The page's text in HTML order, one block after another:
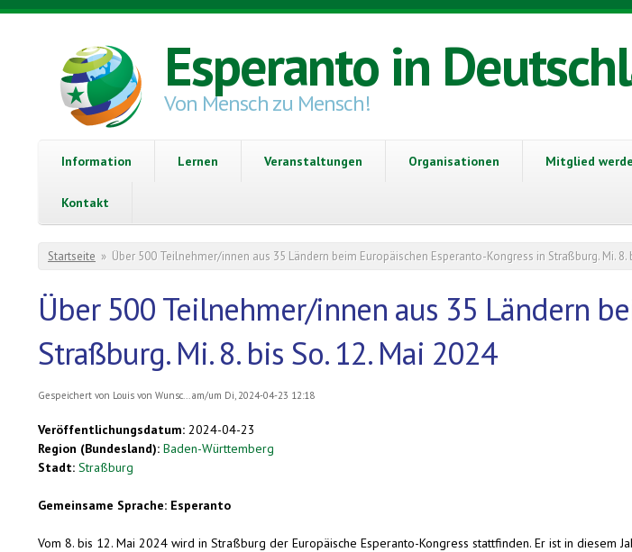
Direkt zum Inhalt
Esperanto in
Von Mensch zu Mensch!
Information Lernen Veranstaltungen Organisationen Mitglied
Kontakt
Sie sind hier
Startseite » Über 500 Teilnehmer/innen aus 35 Ländern beim Europäischen Esperanto-Kongress in Straßburg. Mi. 8.
Über 500 Teilnehmer/innen aus 35 Ländern
Straßburg. Mi. 8. bis So. 12. Mai 2024
Gespeichert von Louis von Wunsc...am/um Di, 2024-04-23 12:18
Veröffentlichungsdatum: 2024-04-23
Region (Bundesland): Baden-Württemberg
Stadt: Straßburg
Gemeinsame Sprache: Esperanto
Vom 8. bis 12. Mai 2024 wird in Straßburg der Europäische Esperanto-Kongress stattfinden. Er ist in diesem